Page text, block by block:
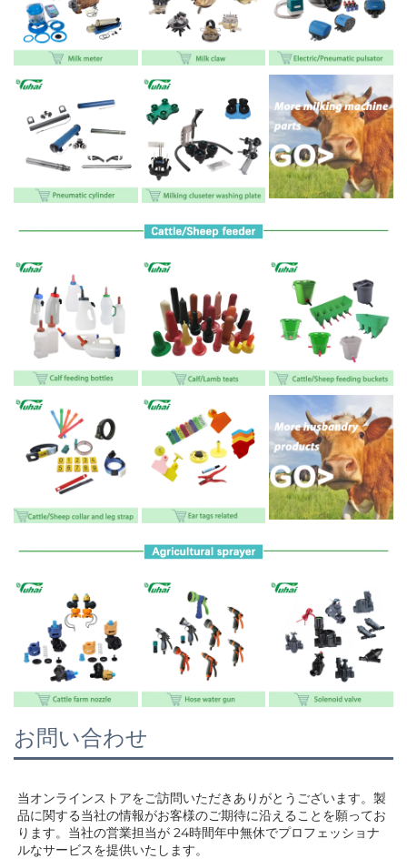
お問い合わせ
当オンラインストアをご訪問いただきありがとうございます。製
品に関する当社の情報がお客様のご期待に沿えることを願ってお
ります。当社の営業担当が 24時間年中無休でプロフェッショナ
ルなサービスを提供いたします。